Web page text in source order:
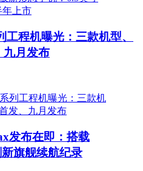
程机曝光：三款机型、
九月发布
发布在即：搭载
旗舰续航纪录